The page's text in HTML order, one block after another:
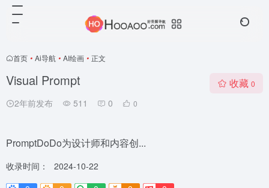
首页 • Ai导航 • AI绘画 • 正文
Visual Prompt
2年前发布 511 0 0
收藏 0
PromptDoDo为设计师和内容创...
收录时间：
2024-10-22